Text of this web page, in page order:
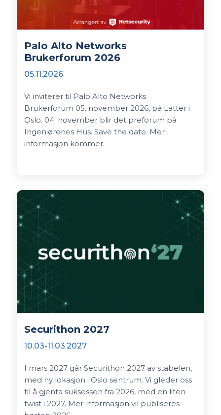
Palo Alto Networks
Brukerforum 2026
05.11.2026
Vi inviterer til Palo Alto Networks
Brukerforum 05. november 2026, på Latter i
Oslo. 04. november blir det preforum på
Ingeniørenes Hus. Save the date. Mer
informasjon kommer.
Securithon 2027
10.03-11.03.2027
I mars 2027 går Securithon 2027 av stabelen,
med ny lokasjon i Oslo sentrum. Vi gleder oss
til å gjenta suksessen fra 2026, med en liten
twist i 2027. Mer informasjon vil publiseres